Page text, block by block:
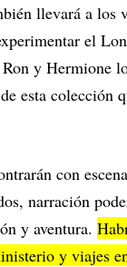
llevará a los
el
y Hermione
esta colección
con
narración
y aventura.
y viajes